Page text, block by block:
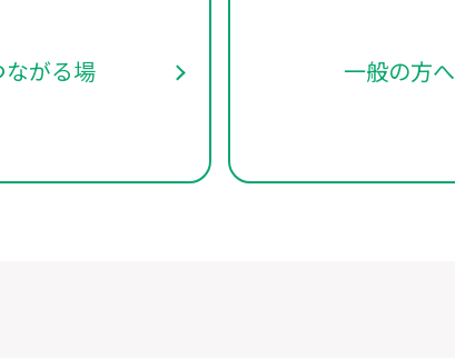
ながる場 一般の方へ